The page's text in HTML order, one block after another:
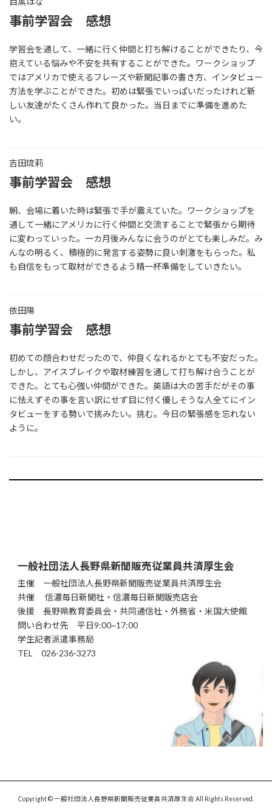
事前学習会 感想
学習会を通して、一緒に行く仲間と打ち解けることができたり、今
抱えている悩みや不安を共有することができた。ワークショップ
ではアメリカで使えるフレーズや新聞記事の書き方、インタビュー
方法を学ぶことができた。初めは緊張でいっぱいだったけれど新
しい友達がたくさん作れて良かった。当日までに準備を進めた
い。
吉田琉莉
事前学習会 感想
朝、会場に着いた時は緊張で手が震えていた。ワークショップを
通して一緒にアメリカに行く仲間と交流することで緊張から期待
に変わっていった。一カ月後みんなに会うのがとても楽しみだ。み
んなの明るく、積極的に発言する姿勢に良い刺激をもらった。私
も自信をもって取材ができるよう精一杯準備をしていきたい。
依田陽
事前学習会 感想
初めての顔合わせだったので、仲良くなれるかとても不安だった。
しかし、アイスブレイクや取材練習を通して打ち解け合うことが
できた。とても心強い仲間ができた。英語は大の苦手だがその事
に怯えずその事を言い訳にせず目に付く優しそうな人全てにイン
タビューをする勢いで挑みたい。挑む。今日の緊張感を忘れない
ように。
一般社団法人長野県新聞販売従業員共済厚生会
主催 一般社団法人長野県新聞販売従業員共済厚生会
共催 信濃毎日新聞社・信濃毎日新聞販売店会
後援 長野県教育委員会・共同通信社・外務省・米国大使館
問い合わせ先 平日9:00~17:00
学生記者派遣事務局
TEL 026-236-3273
Copyright © 一般社団法人長野県新聞販売従業員共済厚生会 All Rights Reserved.